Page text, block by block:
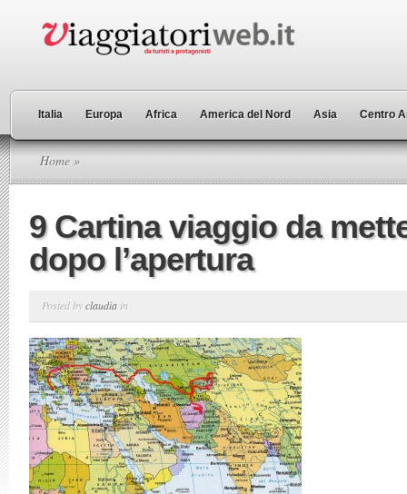
Italia Europa Africa America del Nord Asia Centro
Home »
9 Cartina viaggio da
dopo l’apertura
Posted byclaudia in